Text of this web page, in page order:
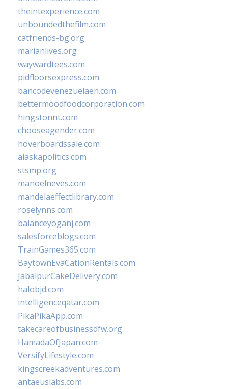
theintexperience.com
unboundedthefilm.com
catfriends-bg.org
marianlives.org
waywardtees.com
pidfloorsexpress.com
bancodevenezuelaen.com
bettermoodfoodcorporation.com
hingstonnt.com
chooseagender.com
hoverboardssale.com
alaskapolitics.com
stsmp.org
manoelneves.com
mandelaeffectlibrary.com
roselynns.com
balanceyoganj.com
salesforceblogs.com
TrainGames365.com
BaytownEvaCationRentals.com
JabalpurCakeDelivery.com
halobjd.com
intelligenceqatar.com
PikaPikaApp.com
takecareofbusinessdfw.org
HamadaOfJapan.com
VersifyLifestyle.com
kingscreekadventures.com
antaeuslabs.com